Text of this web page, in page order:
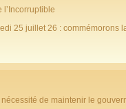
25 juillet 26 : commémorons
de maintenir le